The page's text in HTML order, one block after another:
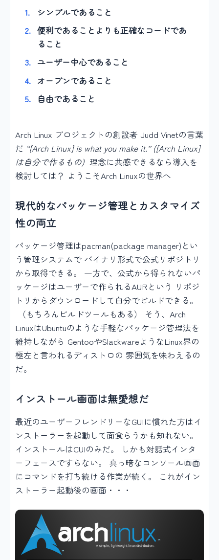
シンプルであること
便利であることよりも正確なコードであ
ること
ユーザー中心であること
オープンであること
自由であること
Arch Linux プロジェクトの創設者 Judd Vinetの言葉
だ “[Arch Linux] is what you make it.” ([Arch Linux]
は自分で作るもの) 理念に共感できるなら導入を
検討しては？ ようこそArch Linuxの世界へ
現代的なパッケージ管理とカスタマイズ
性の両立
パッケージ管理はpacman(package manager)とい
う管理システムで バイナリ形式で公式リポジトリ
から取得できる。 一方で、公式から得られないパ
ッケージはユーザーで作られるAURという リポジ
トリからダウンロードして自分でビルドできる。
（もちろんビルドツールもある） そう、Arch
LinuxはUbuntuのような手軽なパッケージ管理法を
維持しながら GentooやSlackwareようなLinux界の
極左と言われるディストロの 雰囲気を味わえるの
だ。
インストール画面は無愛想だ
最近のユーザーフレンドリーなGUIに慣れた方はイ
ンストーラーを起動して面食らうかも知れない。
インストールはCUIのみだ。 しかも対話式インタ
ーフェースですらない。 真っ暗なコンソール画面
にコマンドを打ち続ける作業が続く。 これがイン
ストーラー起動後の画面・・・